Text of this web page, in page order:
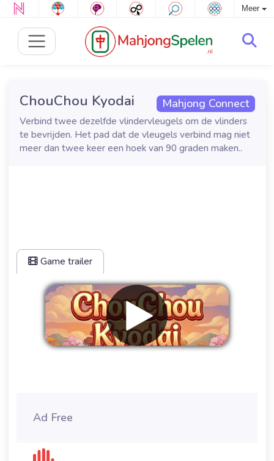
Meer
Mahjong Connect
ChouChou Kyodai
Verbind twee dezelfde vlindervleugels om de vlinders
te bevrijden. Het pad dat de vleugels verbind mag niet
meer dan twee keer een hoek van 90 graden maken..
Game trailer
Ad Free